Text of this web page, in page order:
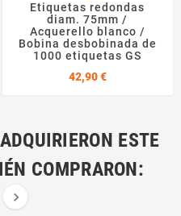
Etiquetas redondas
diam. 75mm /
Acquerello blanco /
Bobina desbobinada de
1000 etiquetas GS
42,90 €Precio
ESTE
COMPRARON:
